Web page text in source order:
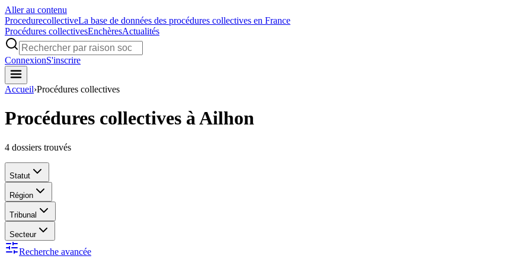
Aller au contenu
ProcedurecollectiveLa base de données des procédures collectives en France
Procédures collectivesEnchèresActualités
ConnexionS'inscrire
Accueil›Procédures collectives
Procédures collectives à Ailhon
4 dossiers trouvés
Statut
Région
Tribunal
Secteur
Recherche avancée